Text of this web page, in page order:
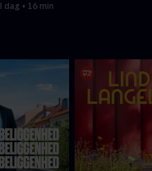
grønlandsk kulturarv.
I dag • 16 min